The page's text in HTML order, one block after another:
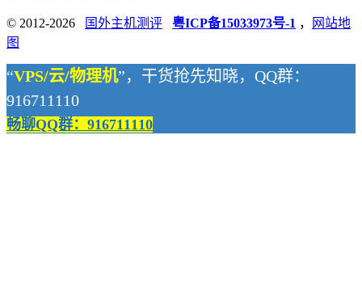
© 2012-2026 国外主机测评 粤ICP备15033973号-1 ，
网站地
图
“VPS/云/物理机”，干货抢先知晓，QQ群：
916711110
畅聊QQ群：916711110